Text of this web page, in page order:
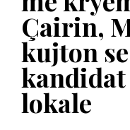
Çairin,
kujton
lokale